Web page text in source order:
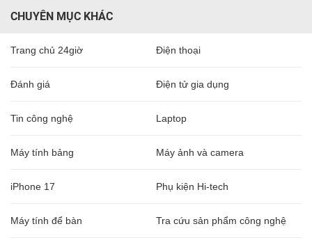
CHUYÊN MỤC KHÁC
Trang chủ 24giờ Điện thoại
Đánh giá Điện tử gia dụng
Tin công nghệ Laptop
Máy tính bảng Máy ảnh và camera
iPhone 17 Phụ kiện Hi-tech
Máy tính để bàn Tra cứu sản phẩm công nghệ